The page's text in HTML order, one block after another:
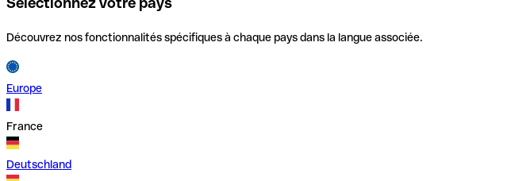
Découvrez nos fonctionnalités spécifiques à chaque pays dans la langue associée.
Europe
France
Deutschland